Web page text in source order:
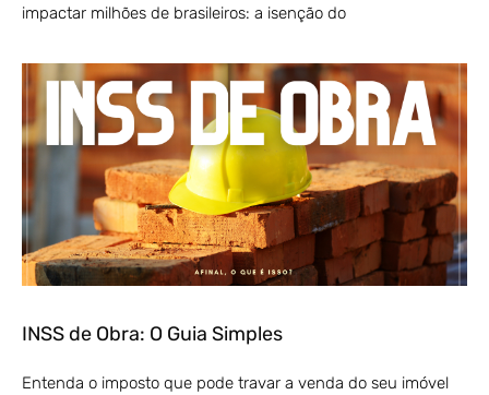
impactar milhões de brasileiros: a isenção do
INSS de Obra: O Guia Simples
Entenda o imposto que pode travar a venda do seu imóvel